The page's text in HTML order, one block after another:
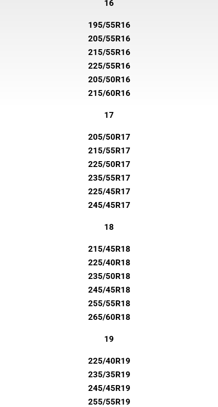
16
195/55R16
205/55R16
215/55R16
225/55R16
205/50R16
215/60R16
17
205/50R17
215/55R17
225/50R17
235/55R17
225/45R17
245/45R17
18
215/45R18
225/40R18
235/50R18
245/45R18
255/55R18
265/60R18
19
225/40R19
235/35R19
245/45R19
255/55R19